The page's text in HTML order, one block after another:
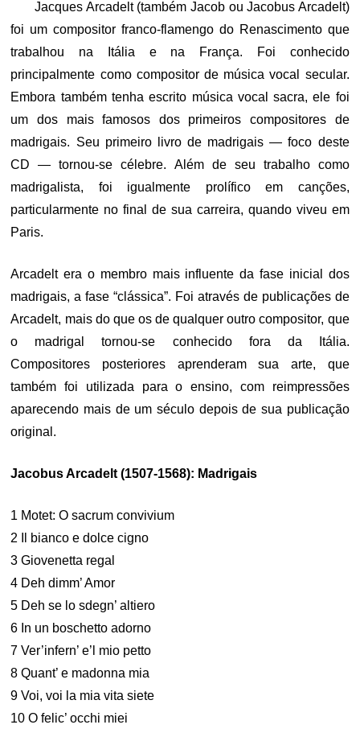
Jacques Arcadelt (também Jacob ou Jacobus Arcadelt)
foi um compositor franco-flamengo do Renascimento que
trabalhou na Itália e na França. Foi conhecido
principalmente como compositor de música vocal secular.
Embora também tenha escrito música vocal sacra, ele foi
um dos mais famosos dos primeiros compositores de
madrigais. Seu primeiro livro de madrigais — foco deste
CD — tornou-se célebre. Além de seu trabalho como
madrigalista, foi igualmente prolífico em canções,
particularmente no final de sua carreira, quando viveu em
Paris.
Arcadelt era o membro mais influente da fase inicial dos
madrigais, a fase “clássica”. Foi através de publicações de
Arcadelt, mais do que os de qualquer outro compositor, que
o madrigal tornou-se conhecido fora da Itália.
Compositores posteriores aprenderam sua arte, que
também foi utilizada para o ensino, com reimpressões
aparecendo mais de um século depois de sua publicação
original.
Jacobus Arcadelt (1507-1568): Madrigais
1 Motet: O sacrum convivium
2 Il bianco e dolce cigno
3 Giovenetta regal
4 Deh dimm’ Amor
5 Deh se lo sdegn’ altiero
6 In un boschetto adorno
7 Ver’infern’ e’l mio petto
8 Quant’ e madonna mia
9 Voi, voi la mia vita siete
10 O felic’ occhi miei